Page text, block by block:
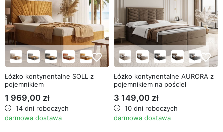
favorite_border
Łóżko kontynentalne SOLL z
pojemnikiem
1 969,00 zł
14 dni roboczych
darmowa dostawa
favorite_border
Łóżko kontynentalne AURORA z
pojemnikiem na pościel
3 149,00 zł
10 dni roboczych
darmowa dostawa